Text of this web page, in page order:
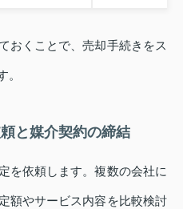
おくことで、売却手続きをス
。
と媒介契約の締結
を依頼します。複数の会社に
額やサービス内容を比較検討